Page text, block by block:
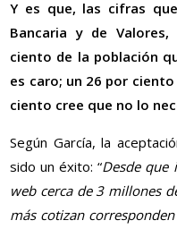
Y es que, las cifras
Bancaria y de
ciento de la población
es caro; un 26 por
ciento cree que no lo
Según García, la
sido un éxito: “Desde que
web cerca de 3 millones
más cotizan